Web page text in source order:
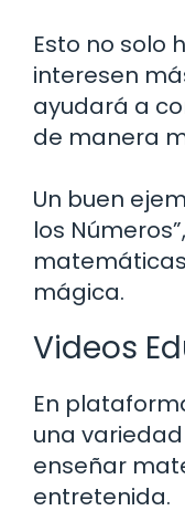
Esto no solo
interesen
ayudará a
de manera
Un buen
los
mágica.
Videos
En
una
enseñar
entretenida.